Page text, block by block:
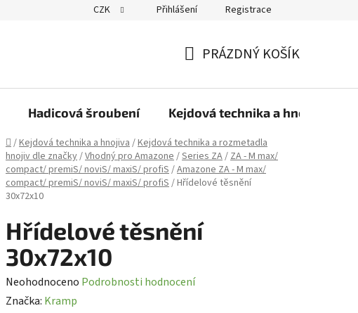
CZK Přihlášení Registrace
KOŠÍK
PRÁZDNÝ KOŠÍK
Hadicová šroubení Kejdová technika a hnojiva
Domů
/Kejdová technika a hnojiva/Kejdová technika a rozmetadla
hnojiv dle značky/Vhodný pro Amazone/Series ZA/ZA - M max/
compact/ premiS/ noviS/ maxiS/ profiS/Amazone ZA - M max/
compact/ premiS/ noviS/ maxiS/ profiS/Hřídelové těsnění
30x72x10
Hřídelové těsnění
30x72x10
Průměrné
hodnocení
Neohodnoceno Podrobnosti hodnocení
Značka: Kramp